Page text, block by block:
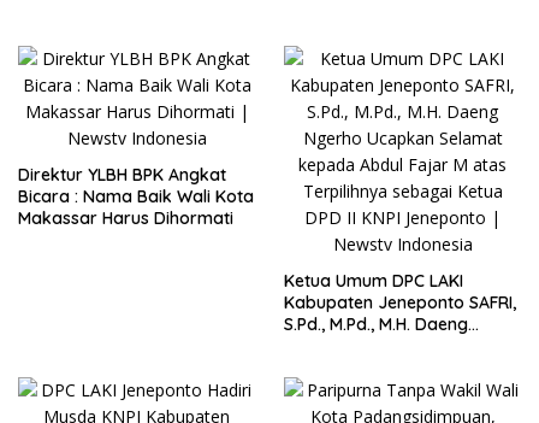
Direktur YLBH BPK Angkat
Bicara : Nama Baik Wali Kota
Makassar Harus Dihormati
Ketua Umum DPC LAKI
Kabupaten Jeneponto SAFRI,
S.Pd., M.Pd., M.H. Daeng
Terpilihnya sebagai Ketua
DPD II KNPI Jeneponto